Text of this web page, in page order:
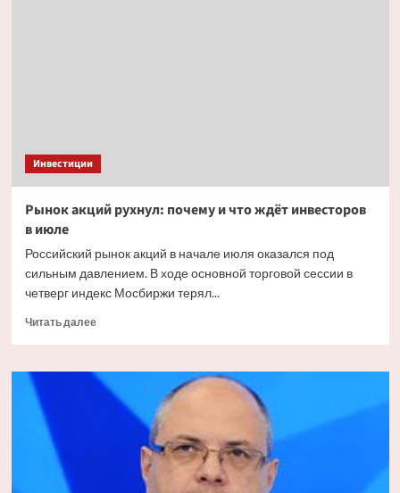
Инвестиции
Рынок акций рухнул: почему и что ждёт инвесторов
в июле
Российский рынок акций в начале июля оказался под
сильным давлением. В ходе основной торговой сессии в
четверг индекс Мосбиржи терял...
Читать далееПрочитать
Рынок
акций
рухнул:
инвесторов